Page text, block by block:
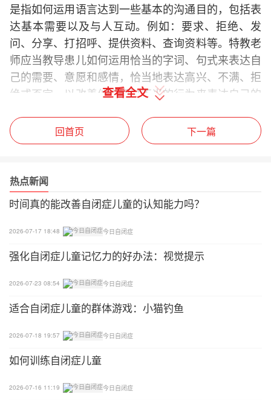
是指如何运用语言达到一些基本的沟通目的，包括表
达基本需要以及与人互动。例如：要求、拒绝、发
问、分享、打招呼、提供资料、查询资料等。特教老
师应当教导患儿如何运用恰当的字词、句式来表达自
己的需要、意愿和感情，恰当地表达高兴、不满、拒
绝或否定，以改善他们通过不当的行为来表达自己的
多的资料、以及如何寻求协助去应对不能自行处理的
问题。
2、理解能力
是指明白别人说话的意思或传递的信息，与懂得表达
的理解，比如要留意别人的表情、语气和感情，使患
儿明白别人的要求，遵从有关指示并了解别人说话的
3、共同专注技巧
是指两人或多人留意同一事物时，保持投入和专注的
能力。阅读、上课、小组游戏等活动，常常需要共同
专注的技巧。例如，在阅读书本时，教师可以向患儿
示范共同专注的方法，让他们模仿。
查看全文
回首页 下一篇
热点新闻
时间真的能改善自闭症儿童的认知能力吗？
2026-07-17 18:48 今日自闭症
强化自闭症儿童记忆力的好办法：视觉提示
2026-07-23 08:54 今日自闭症
适合自闭症儿童的群体游戏：小猫钓鱼
2026-07-18 19:57 今日自闭症
如何训练自闭症儿童
2026-07-16 11:19 今日自闭症